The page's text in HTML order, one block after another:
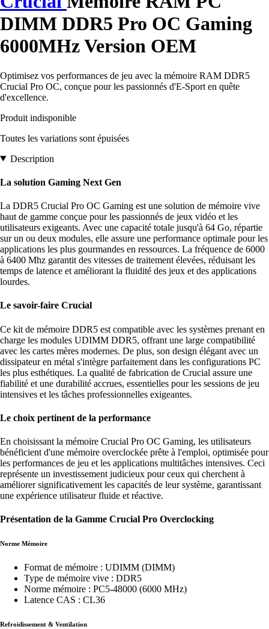
DIMM DDR5 Pro OC Gaming
6000MHz Version OEM
Optimisez vos performances de jeu avec la mémoire RAM DDR5
Crucial Pro OC, conçue pour les passionnés d'E-Sport en quête
d'excellence.
Produit indisponible
Toutes les variations sont épuisées
Description
La solution Gaming Next Gen
La DDR5 Crucial Pro OC Gaming est une solution de mémoire vive
haut de gamme conçue pour les passionnés de jeux vidéo et les
utilisateurs exigeants. Avec une capacité totale jusqu'à 64 Go, répartie
sur un ou deux modules, elle assure une performance optimale pour les
applications les plus gourmandes en ressources. La fréquence de 6000
à 6400 Mhz garantit des vitesses de traitement élevées, réduisant les
temps de latence et améliorant la fluidité des jeux et des applications
lourdes.
Le savoir-faire Crucial
Ce kit de mémoire DDR5 est compatible avec les systèmes prenant en
charge les modules UDIMM DDR5, offrant une large compatibilité
avec les cartes mères modernes. De plus, son design élégant avec un
dissipateur en métal s'intègre parfaitement dans les configurations PC
les plus esthétiques. La qualité de fabrication de Crucial assure une
fiabilité et une durabilité accrues, essentielles pour les sessions de jeu
intensives et les tâches professionnelles exigeantes.
Le choix pertinent de la performance
En choisissant la mémoire Crucial Pro OC Gaming, les utilisateurs
bénéficient d'une mémoire overclockée prête à l'emploi, optimisée pour
les performances de jeu et les applications multitâches intensives. Ceci
représente un investissement judicieux pour ceux qui cherchent à
améliorer significativement les capacités de leur système, garantissant
une expérience utilisateur fluide et réactive.
Présentation de la Gamme Crucial Pro Overclocking
Norme Mémoire
Format de mémoire : UDIMM (DIMM)
Type de mémoire vive : DDR5
Norme mémoire : PC5-48000 (6000 MHz)
Latence CAS : CL36
Refroidissement & Ventilation